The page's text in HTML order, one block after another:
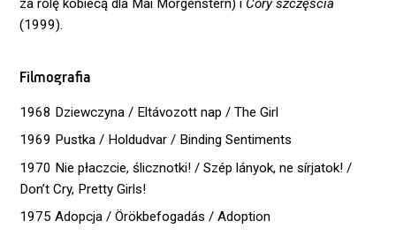
za rolę kobiecą dla Mai Morgenstern) i Córy szczęścia
(1999).
Filmografia
1968 Dziewczyna / Eltávozott nap / The Girl
1969 Pustka / Holdudvar / Binding Sentiments
1970 Nie płaczcie, ślicznotki! / Szép lányok, ne sírjatok! /
Don’t Cry, Pretty Girls!
1975 Adopcja / Örökbefogadás / Adoption